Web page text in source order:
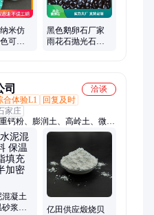
米仿
可选
黑色鹅卵石厂家
雨花石抛光石天
司
洽谈
合体验L1
回复及时
家庄
钙粉、膨润土、高岭土、微硅
山石、硅灰、石英粉、重钙、
云石粉、铝矾土、硅酸铝纤
粉、陶瓷纤维、长石粉
混凝土
浆树
亿田供应煅烧贝